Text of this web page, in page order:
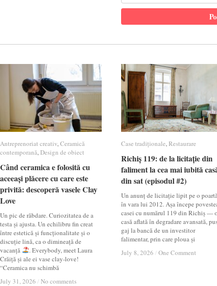
Antreprenoriat creativ,Ceramică
contemporană,Design de obiect
Când ceramica e folosită cu
aceeași plăcere cu care este
privită: descoperă vasele Clay
Love
Un pic de răbdare. Curiozitatea de a
testa și ajusta. Un echilibru fin creat
între estetică și funcționalitate și o
discuție lină, ca o dimineață de
vacanță
. Everybody, meet Laura
Crăiță și ale ei vase clay-love!
“Ceramica nu schimbă
July 31, 2026 / No comments
Antreprenoriat creativ Ceramică
contemporană Design de obiect
Când ceramica e folosită cu
aceeași plăcere cu care este
privită: descoperă vasele Clay
Love
July 31, 2026 / No comments
Case tradiționale,Restaurare
Richiș 119: de la licitație din
faliment la cea mai iubită
din sat (episodul #2)
Un anunț de licitație lipit pe o
în vara lui 2012. Așa începe
casei cu numărul 119 din Richiș —
casă aflată în degradare avansată,
gaj la bancă de un investitor
falimentar, prin care ploua și
July 8, 2026 / One Comment
Case tradiționale Restaurare
Richiș 119: de la licitație din
faliment la cea mai iubită
din sat (episodul #2)
July 8, 2026 / One Comment